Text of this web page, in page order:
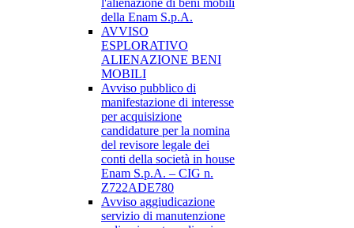
l'alienazione di beni mobili
della Enam S.p.A.
AVVISO
ESPLORATIVO
ALIENAZIONE BENI
MOBILI
Avviso pubblico di
manifestazione di interesse
per acquisizione
candidature per la nomina
del revisore legale dei
conti della società in house
Enam S.p.A. – CIG n.
Z722ADE780
Avviso aggiudicazione
servizio di manutenzione